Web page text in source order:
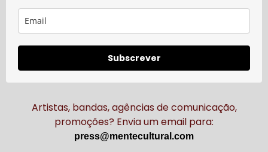
Subscrever
Artistas, bandas, agências de comunicação,
promoções? Envia um email para:
press@mentecultural.com